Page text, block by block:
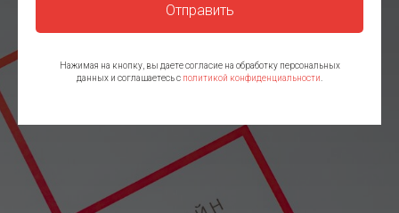
Отправить
Нажимая на кнопку, вы даете согласие на обработку персональных
данных и соглашаетесь c политикой конфиденциальности